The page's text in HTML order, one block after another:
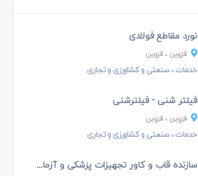
نورد مقاطع فولادی
قزوین، قزوین
خدمات، صنعتی و کشاورزی و تجاری
فیلتر شنی - فیلترشنی
قزوین، قزوین
خدمات، صنعتی و کشاورزی و تجاری
سازنده قاب و کاور تجهیزات پزشکی و آزمایشگاهی